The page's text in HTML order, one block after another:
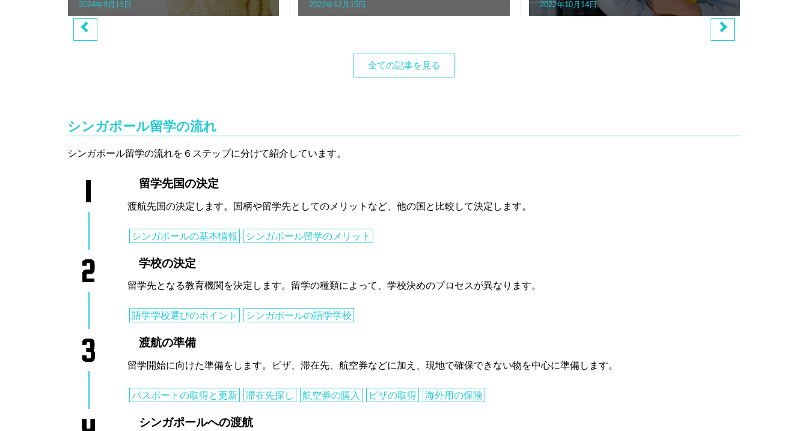
2024年9月11日 2022年12月15日 2022年10月14日
全ての記事を見る
シンガポール留学の流れ
シンガポール留学の流れを６ステップに分けて紹介しています。
留学先国の決定
渡航先国の決定します。国柄や留学先としてのメリットなど、他の国と比較して決定します。
シンガポールの基本情報 シンガポール留学のメリット
学校の決定
留学先となる教育機関を決定します。留学の種類によって、学校決めのプロセスが異なります。
語学学校選びのポイント シンガポールの語学学校
渡航の準備
留学開始に向けた準備をします。ビザ、滞在先、航空券などに加え、現地で確保できない物を中心に準備します。
パスポートの取得と更新 滞在先探し 航空券の購入 ビザの取得 海外用の保険
シンガポールへの渡航